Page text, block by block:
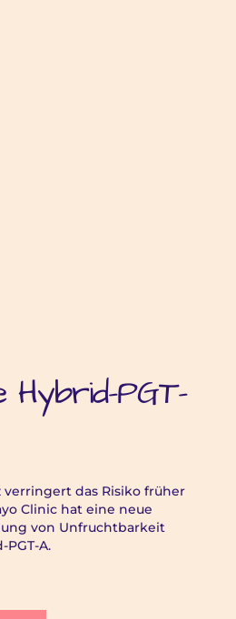
Hybrid-PGT-
das Risiko früher
Clinic hat eine neue
von Unfruchtbarkeit
A.